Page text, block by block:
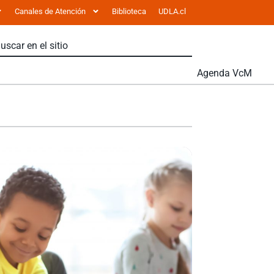
Canales de Atención Biblioteca UDLA.cl
Agenda VcM